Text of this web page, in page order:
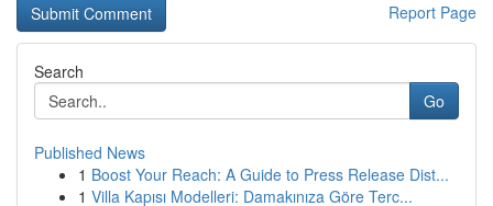
Report Page
Search
Go
Published News
1 Boost Your Reach: A Guide to Press Release Dist...
1 Villa Kapısı Modelleri: Damakınıza Göre Terc...